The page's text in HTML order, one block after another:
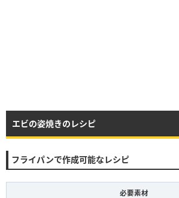
エビの姿焼きのレシピ
フライパンで作成可能なレシピ
必要素材